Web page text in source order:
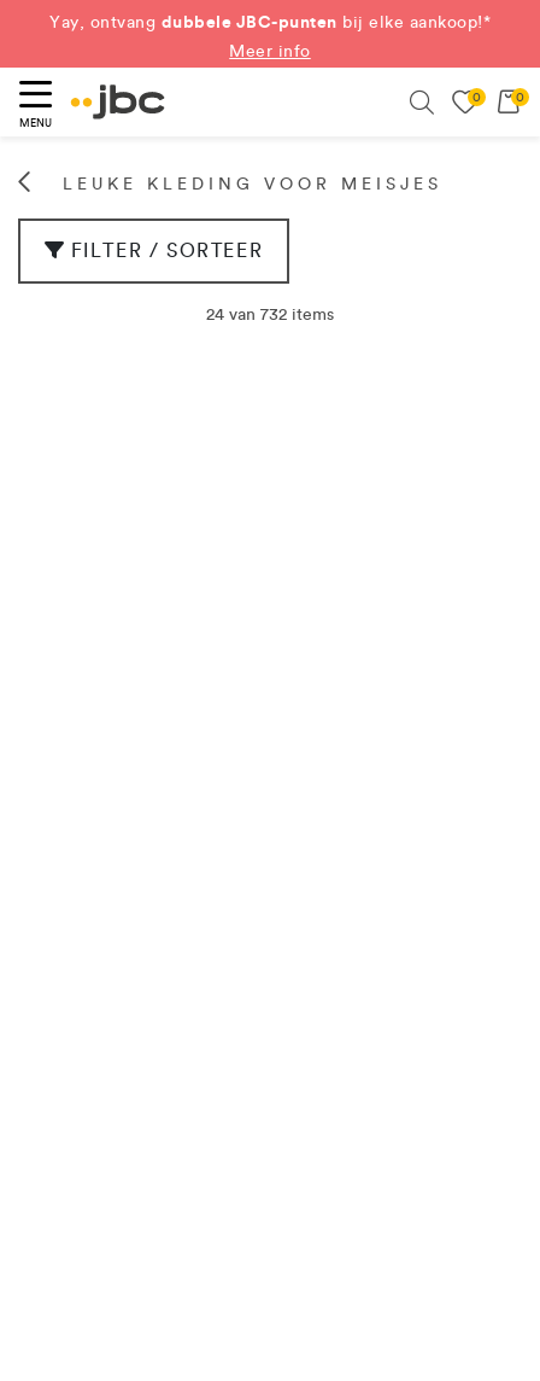
Yay, ontvang dubbele JBC-punten bij elke aankoop!*
Meer info
MENU
0 0
LEUKE KLEDING VOOR MEISJES
FILTER / SORTEER
24 van 732 items